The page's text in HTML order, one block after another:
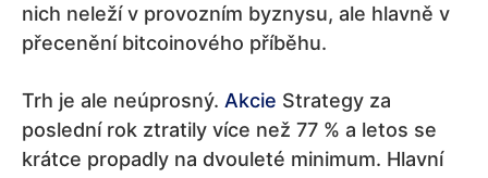
nich neleží v provozním byznysu, ale hlavně v
přecenění bitcoinového příběhu.
Trh je ale neúprosný. Akcie Strategy za
poslední rok ztratily více než 77 % a letos se
krátce propadly na dvouleté minimum. Hlavní